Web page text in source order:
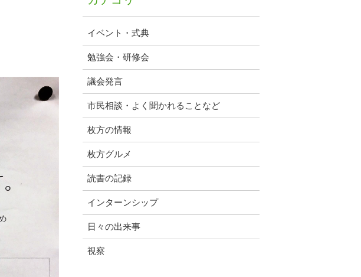
イベント・式典
勉強会・研修会
議会発言
市民相談・よく聞かれることなど
枚方の情報
枚方グルメ
読書の記録
インターンシップ
日々の出来事
視察